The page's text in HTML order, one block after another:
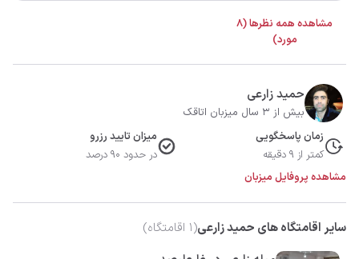
مشاهده همه نظرها (8
مورد)
حمید زارعی
بیش از 3 سال میزبان اتاقک
زمان پاسخگویی
کمتر از 9 دقیقه
میزان تایید رزرو
در حدود 90 درصد
مشاهده پروفایل میزبان
سایر اقامتگاه های حمید زارعی(
1 اقامتگاه)